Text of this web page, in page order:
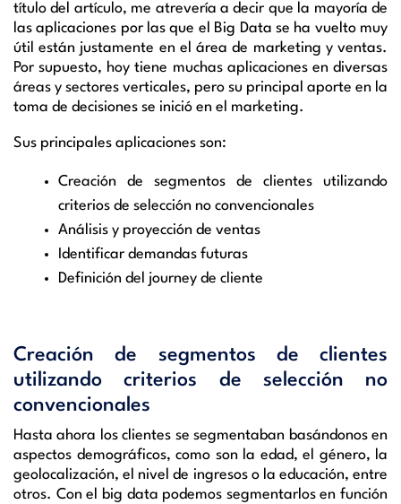
título del artículo, me atrevería a decir que la mayoría de
las aplicaciones por las que el Big Data se ha vuelto muy
útil están justamente en el área de marketing y ventas.
Por supuesto, hoy tiene muchas aplicaciones en diversas
áreas y sectores verticales, pero su principal aporte en la
toma de decisiones se inició en el marketing.
Sus principales aplicaciones son:
Creación de segmentos de clientes utilizando
criterios de selección no convencionales
Análisis y proyección de ventas
Identificar demandas futuras
Definición del journey de cliente
Creación de segmentos de clientes
utilizando criterios de selección no
convencionales
Hasta ahora los clientes se segmentaban basándonos en
aspectos demográficos, como son la edad, el género, la
geolocalización, el nivel de ingresos o la educación, entre
otros. Con el big data podemos segmentarlos en función